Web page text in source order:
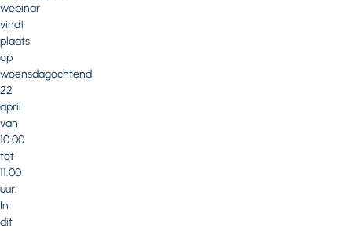
webinar
vindt
plaats
op
woensdagochtend
22
april
van
10.00
tot
11.00
uur.
In
dit